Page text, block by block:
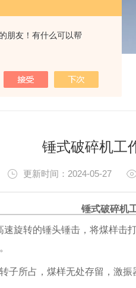
朋友！有什么可以帮
锤式破碎机工
更新时间：2024-05-27
锤式破碎机
旋转的锤头锤击，将煤样击
子所占，煤样无处存留，激